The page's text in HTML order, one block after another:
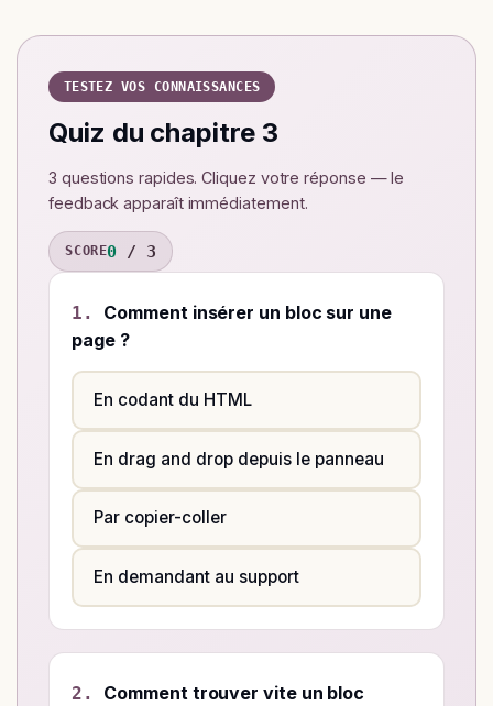
TESTEZ VOS CONNAISSANCES
Quiz du chapitre 3
3 questions rapides. Cliquez votre réponse — le
feedback apparaît immédiatement.
SCORE0 / 3
1.
Comment insérer un bloc sur une
page ?
En codant du HTML
En drag and drop depuis le panneau
Par copier-coller
En demandant au support
2.
Comment trouver vite un bloc